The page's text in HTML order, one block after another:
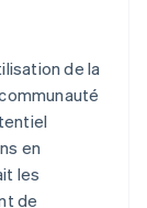
de la
en
les
de